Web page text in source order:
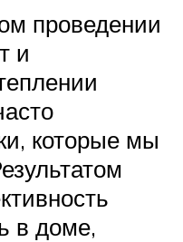
проведении
и
которые мы
в доме,